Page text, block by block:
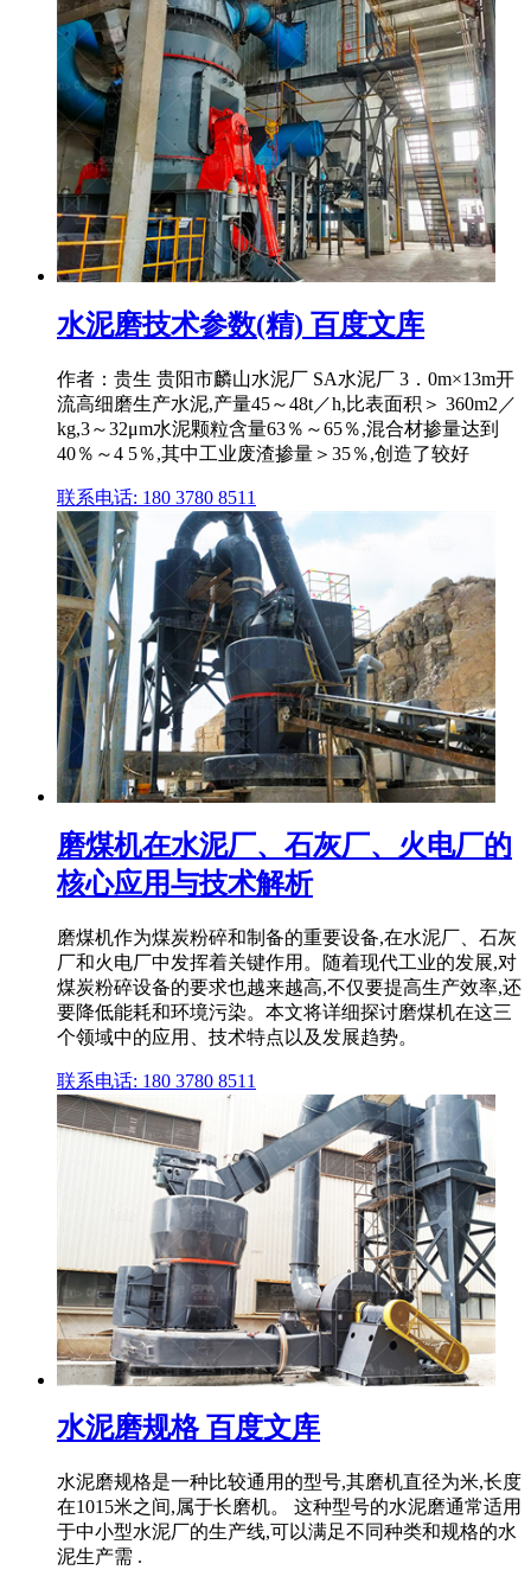
水泥磨技术参数(精) 百度文库
作者：贵生 贵阳市麟山水泥厂 SA水泥厂 3．0m×13m开
流高细磨生产水泥,产量45～48t／h,比表面积＞ 360m2／
kg,3～32μm水泥颗粒含量63％～65％,混合材掺量达到
40％～4 5％,其中工业废渣掺量＞35％,创造了较好
联系电话: 180 3780 8511
磨煤机在水泥厂、石灰厂、火电厂的
核心应用与技术解析
磨煤机作为煤炭粉碎和制备的重要设备,在水泥厂、石灰
厂和火电厂中发挥着关键作用。随着现代工业的发展,对
煤炭粉碎设备的要求也越来越高,不仅要提高生产效率,还
要降低能耗和环境污染。本文将详细探讨磨煤机在这三
个领域中的应用、技术特点以及发展趋势。
联系电话: 180 3780 8511
水泥磨规格 百度文库
水泥磨规格是一种比较通用的型号,其磨机直径为米,长度
在1015米之间,属于长磨机。 这种型号的水泥磨通常适用
于中小型水泥厂的生产线,可以满足不同种类和规格的水
泥生产需 .